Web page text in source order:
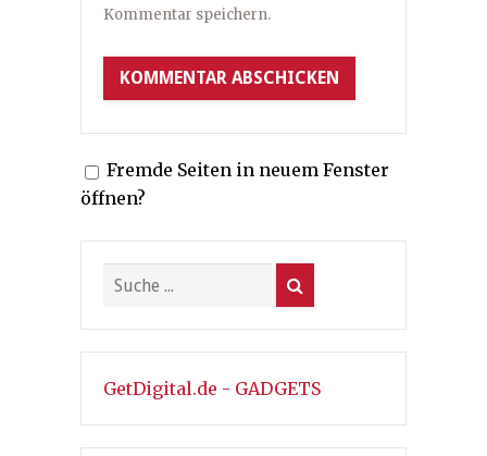
Kommentar speichern.
Fremde Seiten in neuem Fenster
öffnen?
GetDigital.de - GADGETS